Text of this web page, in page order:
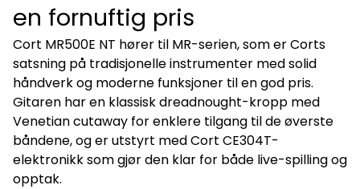
en fornuftig pris
Cort MR500E NT hører til MR-serien, som er Corts
satsning på tradisjonelle instrumenter med solid
håndverk og moderne funksjoner til en god pris.
Gitaren har en klassisk dreadnought-kropp med
Venetian cutaway for enklere tilgang til de øverste
båndene, og er utstyrt med Cort CE304T-
elektronikk som gjør den klar for både live-spilling og
opptak.